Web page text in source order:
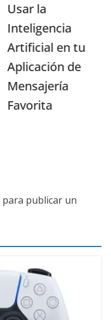
Usar la
Inteligencia
Artificial en tu
Aplicación de
Mensajería
Favorita
para publicar un